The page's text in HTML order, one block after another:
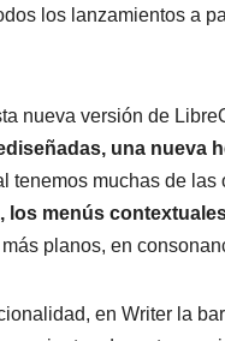
los lanzamientos a
nueva versión de
una nueva
tenemos muchas de
los menús
planos, en
en Writer la